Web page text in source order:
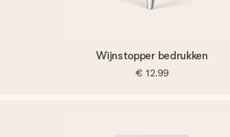
Wijnstopper bedrukken
€ 12,99